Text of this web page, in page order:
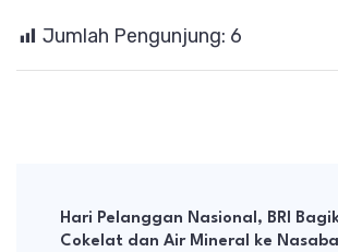
Jumlah Pengunjung: 6
Navigation
Hari Pelanggan Nasional, BRI
Cokelat dan Air Mineral ke